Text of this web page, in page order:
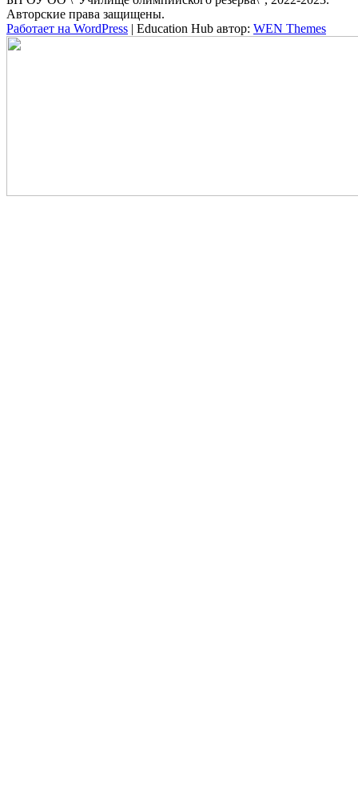
Авторские права защищены.
Работает на WordPress | Education Hub автор: WEN Themes